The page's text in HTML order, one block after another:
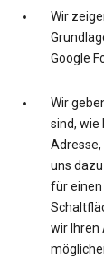
Wir
Google
Wir
sind, wie
Adresse,
uns
für einen
wir Ihren